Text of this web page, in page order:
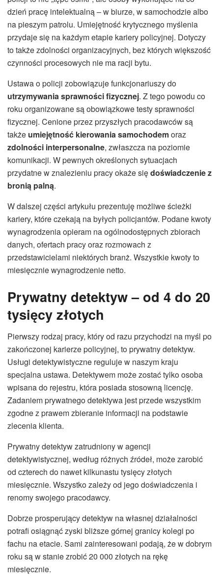
dzień pracę intelektualną – w biurze, w samochodzie albo
na pieszym patrolu. Umiejętność krytycznego myślenia
przydaje się na każdym etapie kariery policyjnej. Dotyczy
to także zdolności organizacyjnych, bez których większość
czynności procesowych nie ma racji bytu.
Ustawa o policji zobowiązuje funkcjonariuszy do
utrzymywania sprawności fizycznej. Z tego powodu co
roku organizowane są obowiązkowe testy sprawności
fizycznej. Cenione przez przyszłych pracodawców są
także umiejętność kierowaniasamochodemoraz
zdolności interpersonalne, zwłaszcza na poziomie
komunikacji. W pewnych określonych sytuacjach
przydatne w znalezieniu pracy okaże siędoświadczeniez
bronią palną.
W dalszej części artykułu prezentuję możliwe ścieżki
kariery, które czekają na byłych policjantów. Podane kwoty
wynagrodzenia opieram na ogólnodostępnych zbiorach
danych, ofertach pracy oraz rozmowach z
przedstawicielami niektórych branż. Wszystkie kwoty to
miesięcznie wynagrodzenie netto.
Prywatny detektyw – od 4 do 20
tysięcy złotych
Pierwszy rodzaj pracy, który od razu przychodzi na myśl po
zakończonej karierze policyjnej, to prywatny detektyw.
Usługi detektywistyczne reguluje w naszym kraju
specjalna ustawa. Detektywem może zostać tylko osoba
wpisana do rejestru, która posiada stosowną licencję.
Zadaniem prywatnego detektywa jest przede wszystkim
zgodne z prawem zbieranie informacji na podstawie
zlecenia klienta.
Prywatny detektyw zatrudniony w agencji
detektywistycznej, według różnych źródeł, może zarobić
od czterech do nawet kilkunastu tysięcy złotych
miesięcznie. Wszystko zależy od jego doświadczenia i
renomy swojego pracodawcy.
Dobrze prosperujący detektyw na własnej działalności
potrafi osiągnąć zyski bliższe górnej granicy kolegi po
fachu na etacie. Sami zainteresowani podają, że w dobrym
roku są w stanie zrobić 20 000 złotych na rękę
miesięcznie.